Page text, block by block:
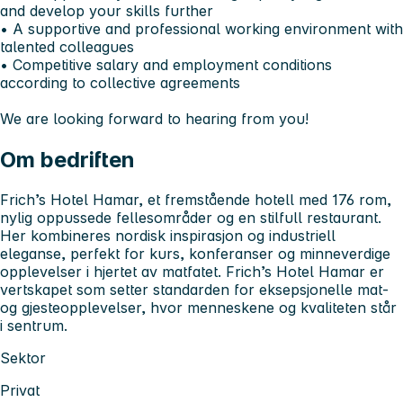
and develop your skills further
• A supportive and professional working environment with
talented colleagues
• Competitive salary and employment conditions
according to collective agreements
We are looking forward to hearing from you!
Om bedriften
Frich’s Hotel Hamar, et fremstående hotell med 176 rom,
nylig oppussede fellesområder og en stilfull restaurant.
Her kombineres nordisk inspirasjon og industriell
eleganse, perfekt for kurs, konferanser og minneverdige
opplevelser i hjertet av matfatet. Frich’s Hotel Hamar er
vertskapet som setter standarden for eksepsjonelle mat-
og gjesteopplevelser, hvor menneskene og kvaliteten står
i sentrum.
Sektor
Privat